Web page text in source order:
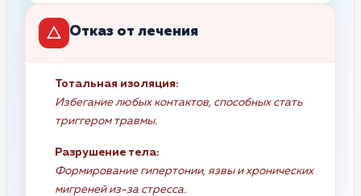
Отказ от лечения
Тотальная изоляция:
Избегание любых контактов, способных стать
триггером травмы.
Разрушение тела:
Формирование гипертонии, язвы и хронических
мигреней из-за стресса.